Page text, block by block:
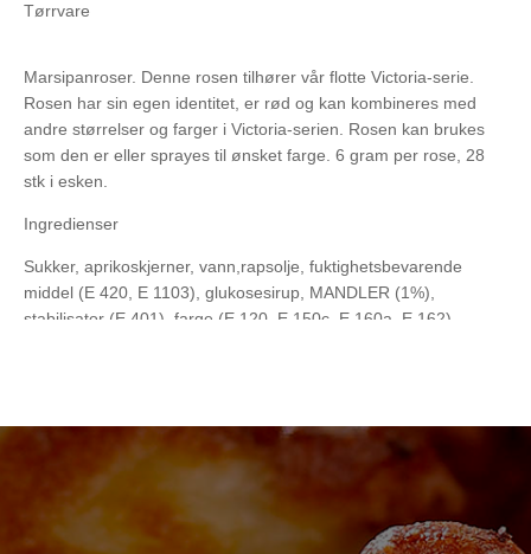
Tørrvare
Marsipanroser. Denne rosen tilhører vår flotte Victoria-serie.
Rosen har sin egen identitet, er rød og kan kombineres med
andre størrelser og farger i Victoria-serien. Rosen kan brukes
som den er eller sprayes til ønsket farge. 6 gram per rose, 28
stk i esken.
Ingredienser
Sukker, aprikoskjerner, vann,rapsolje, fuktighetsbevarende
middel (E 420, E 1103), glukosesirup, MANDLER (1%),
stabilisator (E 401), farge (E 120, E 150c, E 160a, E 162)